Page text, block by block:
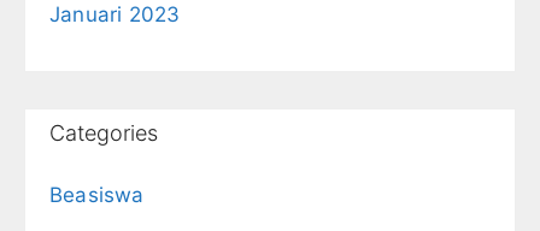
Januari 2023
Categories
Beasiswa